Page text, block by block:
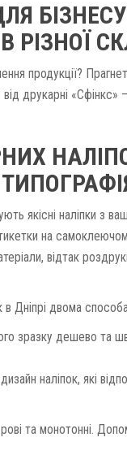
РІЗНОЇ
продукції?
від друкарні
якісні наліпки з
на самоклеючому
відтак
в Дніпрі двома
зразку дешево та
наліпок, які
та монотонні.